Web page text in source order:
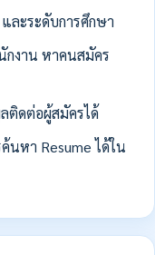
ละระดับการศึกษา
งาน หาคนสมัคร
ติดต่อผู้สมัครได้
นหา Resume ได้ใน